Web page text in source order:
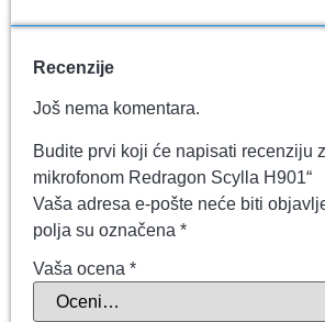
Recenzije
Još nema komentara.
Budite prvi koji će napisati recenziju
mikrofonom Redragon Scylla H901“
Vaša adresa e-pošte neće biti
polja su označena *
Vaša ocena *